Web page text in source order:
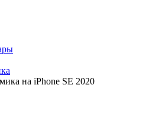
на iPhone SE 2020